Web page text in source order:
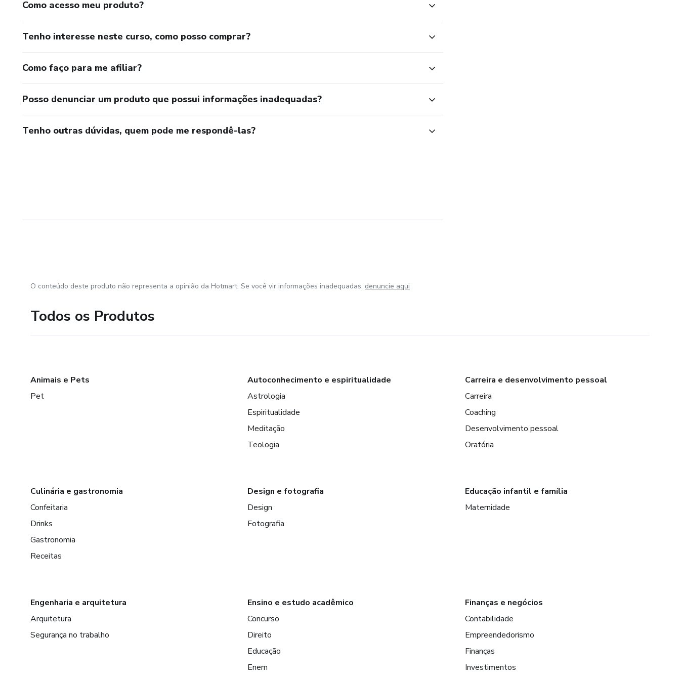
Como acesso meu produto?
Tenho interesse neste curso, como posso comprar?
Como faço para me afiliar?
Posso denunciar um produto que possui informações inadequadas?
Tenho outras dúvidas, quem pode me respondê-las?
O conteúdo deste produto não representa a opinião da Hotmart. Se você vir informações inadequadas, denuncie aqui
Todos os Produtos
Animais e Pets
Pet
Autoconhecimento e espiritualidade
Astrologia
Espiritualidade
Meditação
Teologia
Carreira e desenvolvimento pessoal
Carreira
Coaching
Desenvolvimento pessoal
Oratória
Culinária e gastronomia
Confeitaria
Drinks
Gastronomia
Receitas
Design e fotografia
Design
Fotografia
Educação infantil e família
Maternidade
Engenharia e arquitetura
Arquitetura
Segurança no trabalho
Ensino e estudo acadêmico
Concurso
Direito
Educação
Enem
Finanças e negócios
Contabilidade
Empreendedorismo
Finanças
Investimentos